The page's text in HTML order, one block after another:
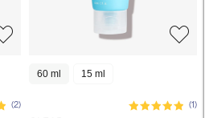
(2)
60 ml 15 ml
(1)